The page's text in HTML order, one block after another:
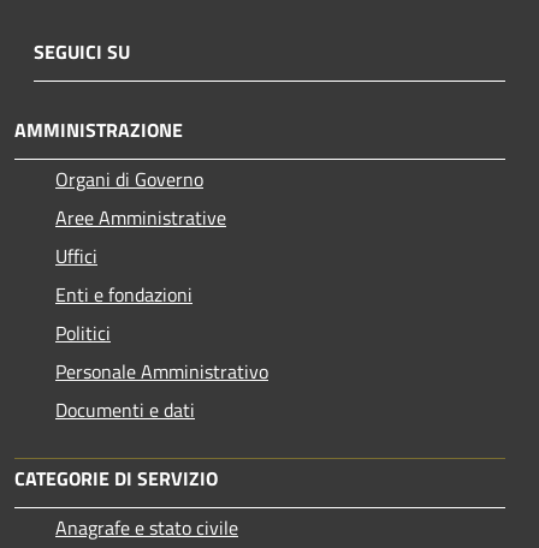
SEGUICI SU
AMMINISTRAZIONE
Organi di Governo
Aree Amministrative
Uffici
Enti e fondazioni
Politici
Personale Amministrativo
Documenti e dati
CATEGORIE DI SERVIZIO
Anagrafe e stato civile